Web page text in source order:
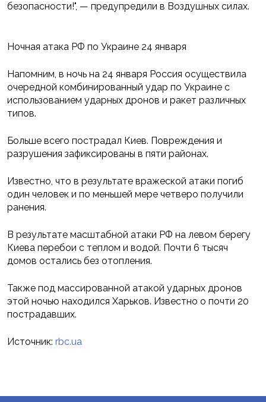
безопасности!", — предупредили в Воздушных силах.
Ночная атака РФ по Украине 24 января
Напомним, в ночь на 24 января Россия осуществила
очередной комбинированный удар по Украине с
использованием ударных дронов и ракет различных
типов.
Больше всего пострадал Киев. Повреждения и
разрушения зафиксированы в пяти районах.
Известно, что в результате вражеской атаки погиб
один человек и по меньшей мере четверо получили
ранения.
В результате масштабной атаки РФ на левом берегу
Киева перебои с теплом и водой. Почти 6 тысяч
домов остались без отопления.
Также под массированной атакой ударных дронов
этой ночью находился Харьков. Известно о почти 20
пострадавших.
Источник: rbc.ua